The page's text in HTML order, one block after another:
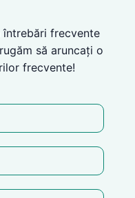
întrebări frecvente
să aruncați o
frecvente!